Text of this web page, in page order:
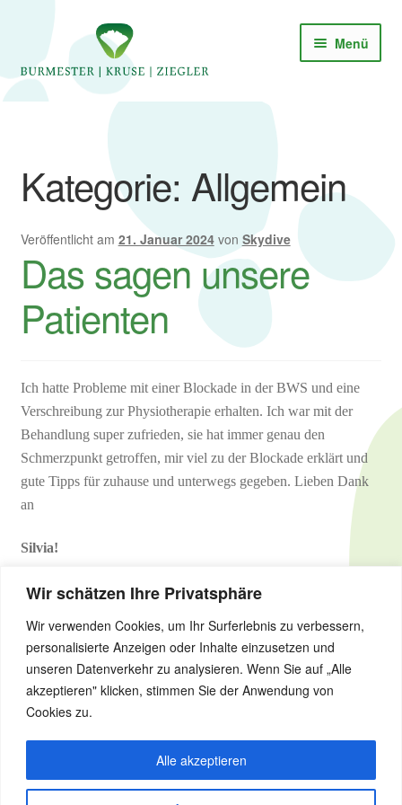
Wir schätzen Ihre Privatsphäre
Wir verwenden Cookies, um Ihr Surferlebnis zu verbessern,
personalisierte Anzeigen oder Inhalte einzusetzen und
unseren Datenverkehr zu analysieren. Wenn Sie auf „Alle
akzeptieren" klicken, stimmen Sie der Anwendung von
Cookies zu.
Alle akzeptieren
Navigation
springen
Inhalt
springen
Menü
Start
Alle Leistungen im Überblick
Angebote
Atemenergetische Sitzungen
Bildergalerien
Bobath für Erwachsene
Bobath für Kinder
Firmenbetreuung
Gangschule und Sturzprophylaxe
Gesund werden
Gesunde Kinder
Ihr Wohlbefinden im Blick
Kategorie: Allgemein
Veröffentlicht am 21. Januar 2024 von Skydive
Das sagen unsere
Patienten
Ich hatte Probleme mit einer Blockade in der BWS und eine
Verschreibung zur Physiotherapie erhalten. Ich war mit der
Behandlung super zufrieden, sie hat immer genau den
Schmerzpunkt getroffen, mir viel zu der Blockade erklärt und
gute Tipps für zuhause und unterwegs gegeben. Lieben Dank
an
Silvia!
Kategorie:Allgemein
© Physiotherapie Burmester Kruse Ziegler 2026
Datenschutz­erklärung (DSGVO) Erstellt mit Storefront.